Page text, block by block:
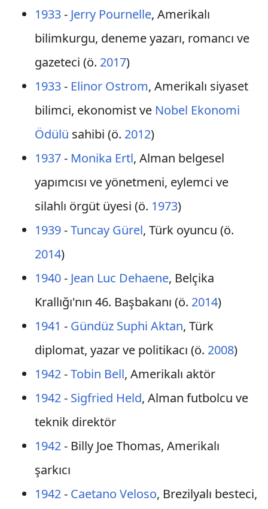
1933- Jerry Pournelle, Amerikalı
bilimkurgu, deneme yazarı, romancı ve
gazeteci (ö. 2017)
1933- Elinor Ostrom, Amerikalı siyaset
bilimci, ekonomist ve Nobel Ekonomi
Ödülü sahibi (ö. 2012)
1937- Monika Ertl, Alman belgesel
yapımcısı ve yönetmeni, eylemci ve
silahlı örgüt üyesi (ö. 1973)
1939-Tuncay Gürel, Türk oyuncu (ö.
2014)
1940- Jean Luc Dehaene, Belçika
Krallığı'nın 46. Başbakanı (ö. 2014)
1941 - Gündüz Suphi Aktan, Türk
diplomat, yazar ve politikacı (ö. 2008)
1942-Tobin Bell, Amerikalı aktör
1942- Sigfried Held, Alman futbolcu ve
teknik direktör
1942- Billy Joe Thomas, Amerikalı
şarkıcı
1942- Caetano Veloso, Brezilyalı besteci,